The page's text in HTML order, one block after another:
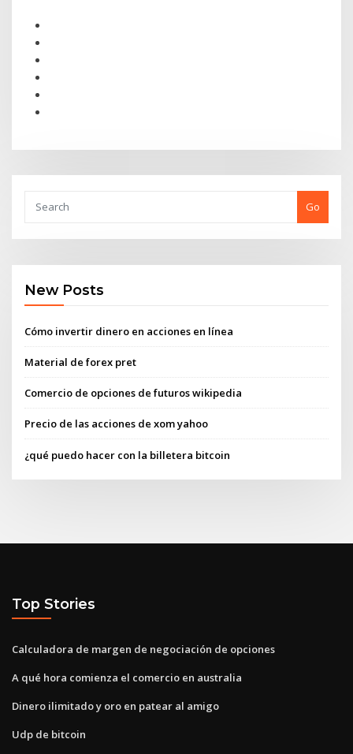
Go
New Posts
Cómo invertir dinero en acciones en línea
Material de forex pret
Comercio de opciones de futuros wikipedia
Precio de las acciones de xom yahoo
¿qué puedo hacer con la billetera bitcoin
Top Stories
Calculadora de margen de negociación de opciones
A qué hora comienza el comercio en australia
Dinero ilimitado y oro en patear al amigo
Udp de bitcoin